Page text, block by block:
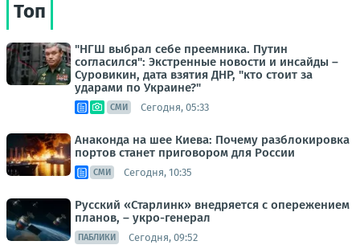
Топ
"НГШ выбрал себе преемника. Путин
согласился": Экстренные новости и инсайды –
Суровикин, дата взятия ДНР, "кто стоит за
ударами по Украине?"
СМИ Сегодня, 05:33
Анаконда на шее Киева: Почему разблокировка
портов станет приговором для России
СМИ Сегодня, 10:35
Русский «Старлинк» внедряется с опережением
планов, – укро-генерал
ПАБЛИКИ Сегодня, 09:52